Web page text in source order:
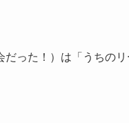
った！）は「うちのリ